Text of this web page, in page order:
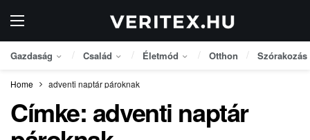
Gazdaság Család Életmód Otthon Szórakozás
Home adventi naptár pároknak
Címke: adventi naptár